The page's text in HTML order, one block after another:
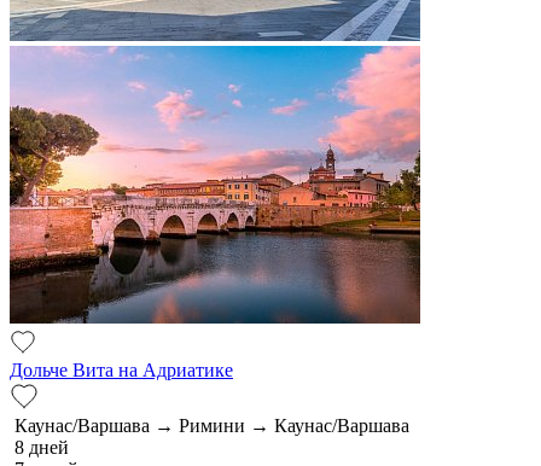
Дольче Вита на Адриатике
Каунас/Варшава → Римини → Каунас/Варшава
8 дней